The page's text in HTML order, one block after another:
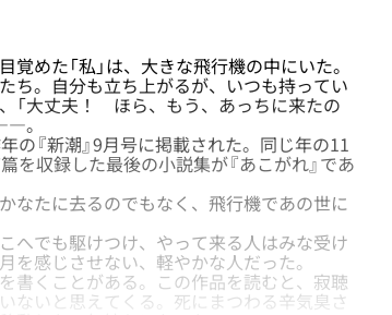
めた「私」は、大きな飛行機の中にいた。
ち。自分も立ち上がるが、いつも持ってい
「大丈夫！ ほら、もう、あっちに来たの
。
の『新潮』9月号に掲載された。同じ年の11
収録した最後の小説集が『あこがれ』であ
なたに去るのでもなく、飛行機であの世に
へでも駆けつけ、やって来る人はみな受け
感じさせない、軽やかな人だった。
書くことがある。この作品を読むと、寂聴
ないと思えてくる。死にまつわる辛気臭さ